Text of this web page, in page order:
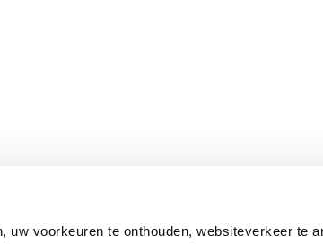
voorkeuren te onthouden, websiteverkeer te